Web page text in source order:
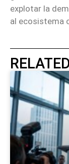
explotar la
al ecosistema